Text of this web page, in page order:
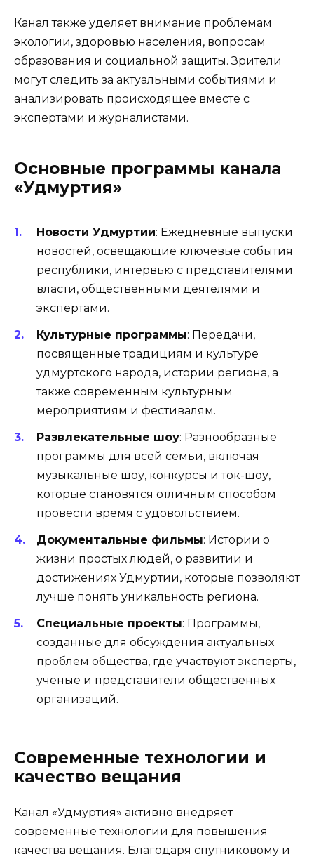
Канал также уделяет внимание проблемам
экологии, здоровью населения, вопросам
образования и социальной защиты. Зрители
могут следить за актуальными событиями и
анализировать происходящее вместе с
экспертами и журналистами.
Основные программы канала
«Удмуртия»
Новости Удмуртии: Ежедневные выпуски
новостей, освещающие ключевые события
республики, интервью с представителями
власти, общественными деятелями и
экспертами.
Культурные программы: Передачи,
посвященные традициям и культуре
удмуртского народа, истории региона, а
также современным культурным
мероприятиям и фестивалям.
Развлекательные шоу: Разнообразные
программы для всей семьи, включая
музыкальные шоу, конкурсы и ток-шоу,
которые становятся отличным способом
провести время с удовольствием.
Документальные фильмы: Истории о
жизни простых людей, о развитии и
достижениях Удмуртии, которые позволяют
лучше понять уникальность региона.
Специальные проекты: Программы,
созданные для обсуждения актуальных
проблем общества, где участвуют эксперты,
ученые и представители общественных
организаций.
Современные технологии и
качество вещания
Канал «Удмуртия» активно внедряет
современные технологии для повышения
качества вещания. Благодаря спутниковому и